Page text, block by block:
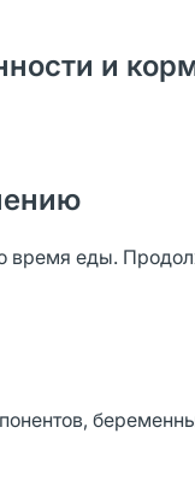
и
время еды.